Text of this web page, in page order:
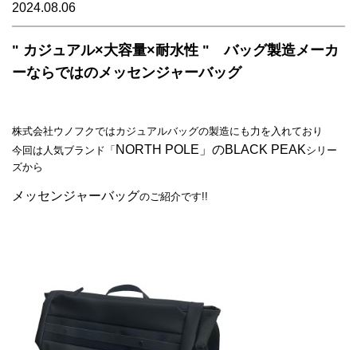
2024.08.06
" カジュアル×大容量×耐水性 " バッグ製造メーカ
ーならではのメッセンジャーバッグ
株式会社ウノフクではカジュアルバッグの製造にも力を入れており
今回は人気ブランド「 NORTH POLE」のBLACK PEAKシリー
ズから
メッセンジャーバッグのご紹介です!!